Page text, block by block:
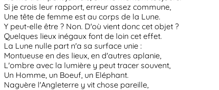
Si je crois leur rapport, erreur assez commune,
Une tête de femme est au corps de la Lune.
Y peut-elle être ? Non. D'où vient donc cet objet ?
Quelques lieux inégaux font de loin cet effet.
La Lune nulle part n'a sa surface unie :
Montueuse en des lieux, en d'autres aplanie,
L'ombre avec la lumière y peut tracer souvent,
Un Homme, un Boeuf, un Eléphant.
Naguère l'Angleterre y vit chose pareille,